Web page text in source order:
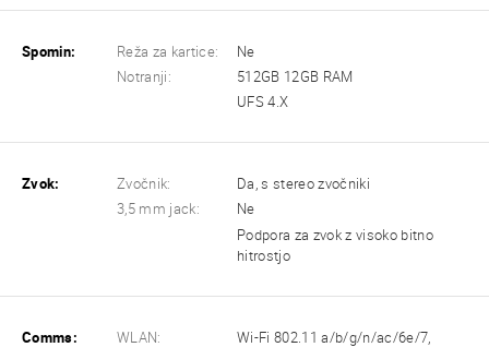
Spomin: Reža za kartice:
Ne
Notranji:
512GB 12GB RAM
UFS 4.X
Zvok: Zvočnik:
Da, s stereo zvočniki
3,5 mm jack:
Ne
Podpora za zvok z visoko bitno
hitrostjo
Comms: WLAN:
Wi-Fi 802.11 a/b/g/n/ac/6e/7,